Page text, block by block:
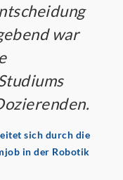
war
sich durch die
in der Robotik